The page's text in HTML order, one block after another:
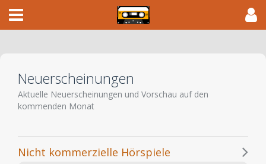
Neuerscheinungen
Aktuelle Neuerscheinungen und Vorschau auf den
kommenden Monat
Nicht kommerzielle Hörspiele